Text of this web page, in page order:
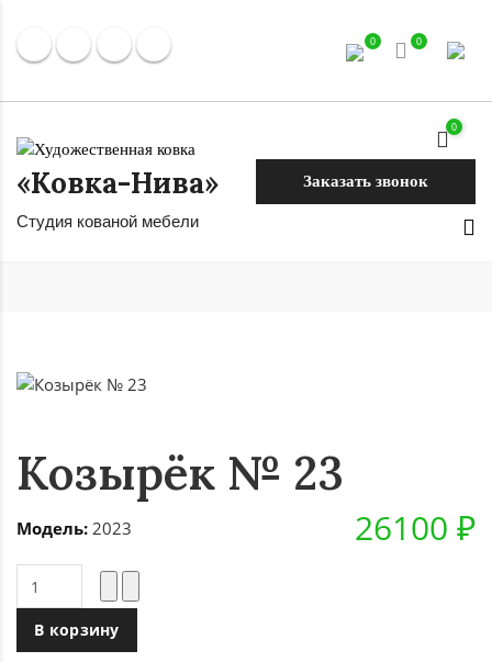
0 0
«Ковка-Нива»
Студия кованой мебели
0
Заказать звонок
Козырёк № 23
26100 ₽
Модель: 2023
В корзину